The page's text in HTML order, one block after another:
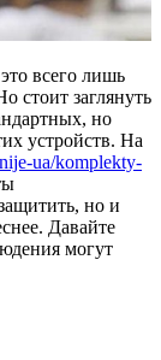
всего лишь
стоит заглянуть
но
устройств. На
ua/komplekty-
но и
Давайте
могут